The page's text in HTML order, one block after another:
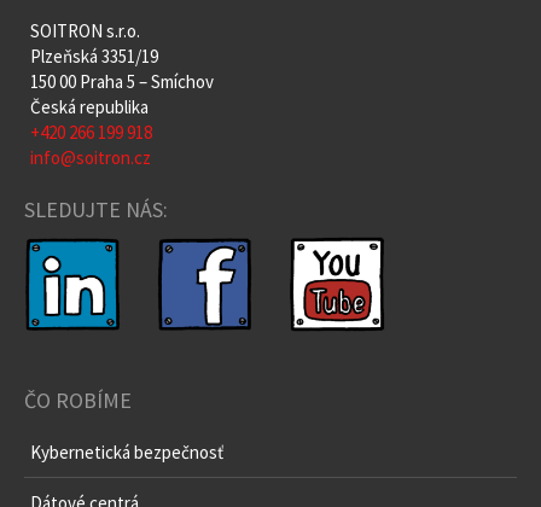
SOITRON s.r.o.
Plzeňská 3351/19
150 00 Praha 5 – Smíchov
Česká republika
+420 266 199 918
info@soitron.cz
SLEDUJTE NÁS:
ČO ROBÍME
Kybernetická bezpečnosť